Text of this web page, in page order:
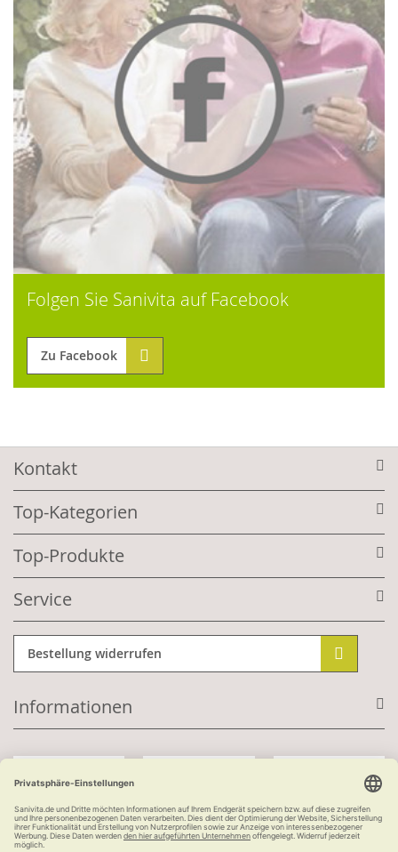
Folgen Sie Sanivita auf Facebook
Zu Facebook
Kontakt
Top-Kategorien
Top-Produkte
Service
Bestellung widerrufen
Informationen